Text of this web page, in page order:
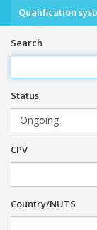
Qualification
Search
Status
Ongoing
CPV
Country/NUTS